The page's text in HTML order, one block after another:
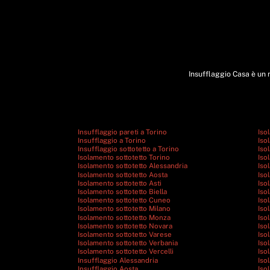
Insufflaggio Casa è un
Insufflaggio pareti a Torino
Insufflaggio a Torino
Insufflaggio sottotetto a Torino
Isolamento sottotetto Torino
Isolamento sottotetto Alessandria
Isolamento sottotetto Aosta
Isolamento sottotetto Asti
Isolamento sottotetto Biella
Isolamento sottotetto Cuneo
Isolamento sottotetto Milano
Isolamento sottotetto Monza
Isolamento sottotetto Novara
Isolamento sottotetto Varese
Isolamento sottotetto Verbania
Isolamento sottotetto Vercelli
Insufflaggio Alessandria